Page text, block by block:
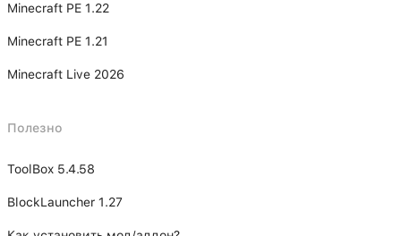
Minecraft PE 1.22
Minecraft PE 1.21
Minecraft Live 2026
Полезно
ToolBox 5.4.58
BlockLauncher 1.27